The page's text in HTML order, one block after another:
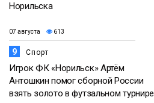
Норильска
07 августа 613
9 Спорт
Игрок ФК «Норильск» Артём
Антошкин помог сборной России
взять золото в футзальном турнире